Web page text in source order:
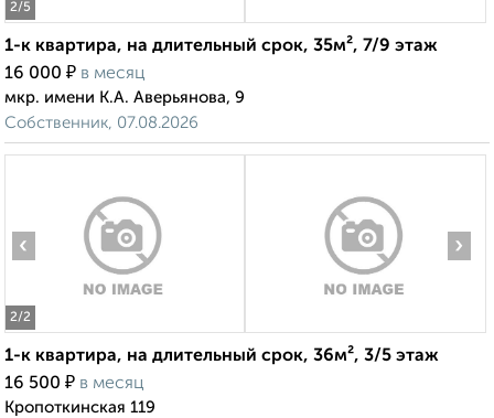
2/5
1-к квартира, на длительный срок, 35м², 7/9 этаж
16 000 ₽ в месяц
мкр. имени К.А. Аверьянова, 9
Собственник, 07.08.2026
2/2
‹ ›
1-к квартира, на длительный срок, 36м², 3/5 этаж
16 500 ₽ в месяц
Кропоткинская 119